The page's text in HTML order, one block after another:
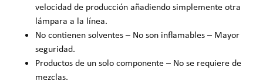
velocidad de producción añadiendo simplemente otra
lámpara a la línea.
No contienen solventes – No son inflamables – Mayor
seguridad.
Productos de un solo componente – No se requiere de
mezclas.